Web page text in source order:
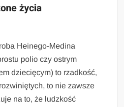
życia
Heinego-Medina
polio czy ostrym
dziecięcym) to rzadkość,
to nie zawsze
na to, że ludzkość